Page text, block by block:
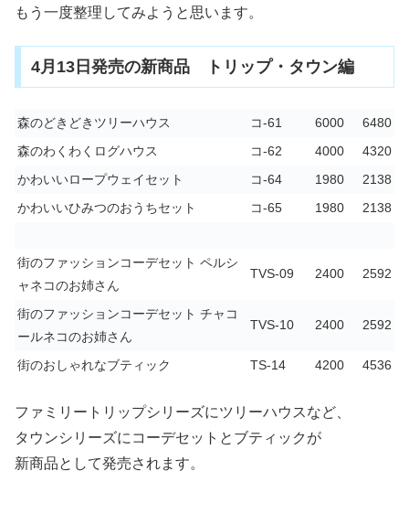
もう一度整理してみようと思います。
4月13日発売の新商品 トリップ・タウン編
森のどきどきツリーハウス コ-61 6000
6480
森のわくわくログハウス
コ-62 4000
4320
かわいいロープウェイセット
コ-64 1980
2138
かわいいひみつのおうちセット
コ-65 1980 2138
街のファッションコーデセット ペルシ
ャネコのお姉さん
TVS-09 2400 2592
街のファッションコーデセット チャコ
ールネコのお姉さん
TVS-10 2400 2592
街のおしゃれなブティック TS-14 4200 4536
ファミリートリップシリーズにツリーハウスなど、
タウンシリーズにコーデセットとブティックが
新商品として発売されます。